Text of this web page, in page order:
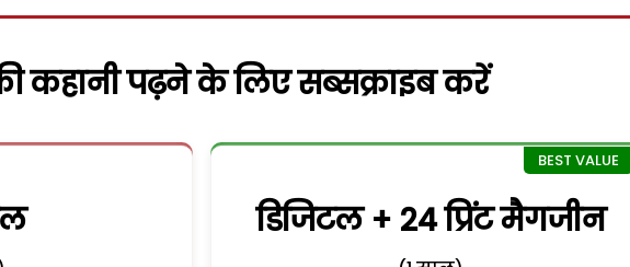
कहानी पढ़ने के लिए सब्सक्राइब करें
डिजिटल + 24 प्रिंट मैगजीन